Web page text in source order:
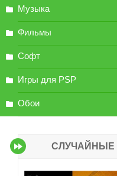
Музыка
Фильмы
Софт
Игры для PSP
Обои
СЛУЧАЙНЫЕ